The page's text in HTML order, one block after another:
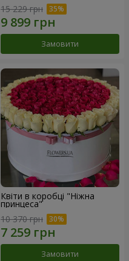
15 229 грн
Замовити
Квіти в коробці "Ніжна
принцеса"
10 370 грн
Замовити